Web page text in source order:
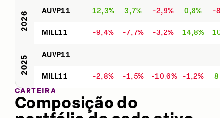
2026 AUVP11 12,3% 3,7% -2,9% 0,8% -
MILL11 -9,4% -7,7% -3,2% 14,8%
2025 AUVP11
MILL11 -2,8% -1,5% -10,6% -1,2%
CARTEIRA
Composição do